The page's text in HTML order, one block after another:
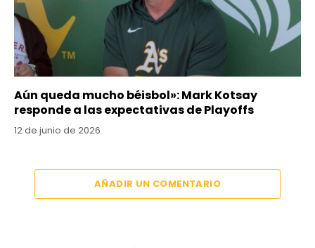
Aún queda mucho béisbol»: Mark Kotsay
responde a las expectativas de Playoffs
12 de junio de 2026
AÑADIR UN COMENTARIO